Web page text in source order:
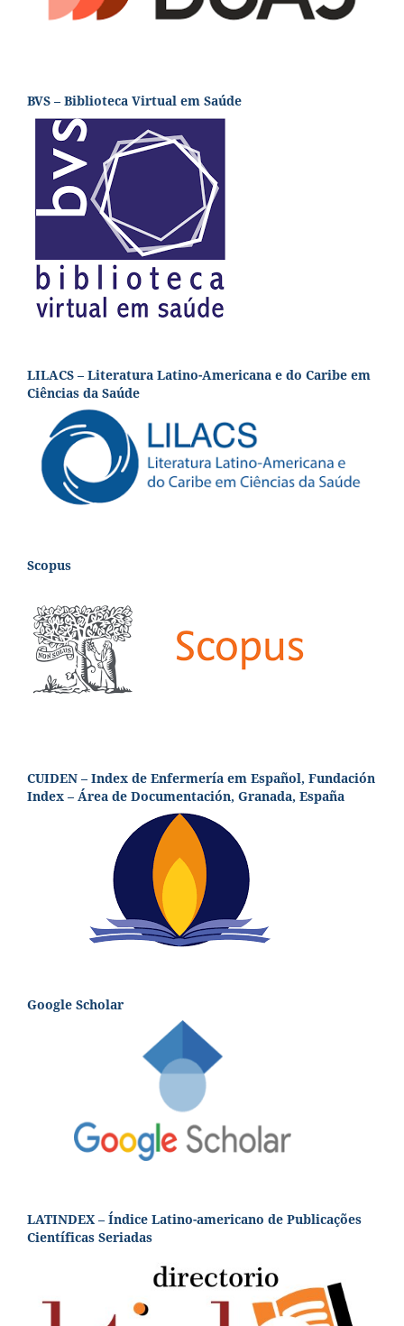
BVS – Biblioteca Virtual em Saúde
LILACS – Literatura Latino-Americana e do Caribe em
Ciências da Saúde
Scopus
CUIDEN – Index de Enfermería em Español, Fundación
Index – Área de Documentación, Granada, España
Google Scholar
LATINDEX – Índice Latino-americano de Publicações
Científicas Seriadas